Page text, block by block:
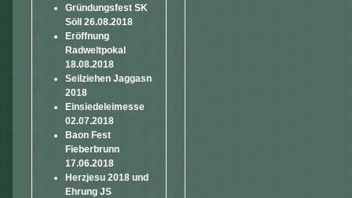
Gründungsfest SK
Söll 26.08.2018
Eröffnung
Radweltpokal
18.08.2018
Seilziehen Jaggasn
2018
Einsiedeleimesse
02.07.2018
Baon Fest
Fieberbrunn
17.06.2018
Herzjesu 2018 und
Ehrung JS